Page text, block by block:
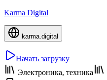
Karma Digital
karma.digital
Начать загрузку
Электроника, техника